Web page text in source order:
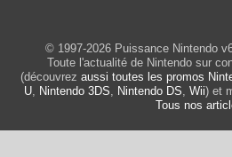
© 1997-2026 Puissance Nintendo
Toute l'actualité de Nintendo sur
(découvrez aussi toutes les promos
U, Nintendo 3DS, Nintendo DS, Wii) et
Tous nos